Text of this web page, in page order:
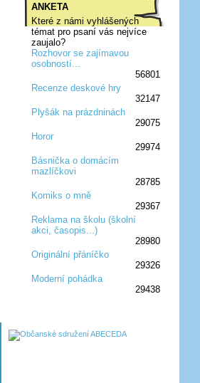
ANKETA
Které z námi vyhlášených
témat pro psaní vás nejvíce
zaujalo?
Rozhovor se zajímavou
osobností...
56801
Recenze deskové hry
32147
Plyšák na prázdninách
29075
Horor
29974
Básnička o domácím
mazlíčkovi
28785
Komiks o mně
29367
:D
Reklama na školu (školní
akci, časopis...)
28980
Originální přáníčko
29326
Moderní pohádka
29438